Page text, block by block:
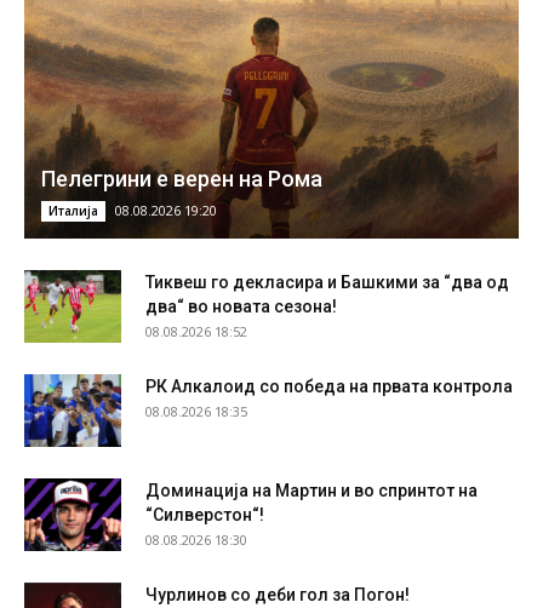
Пелегрини е верен на Рома
Италија 08.08.2026 19:20
Тиквеш го декласира и Башкими за “два од
два“ во новата сезона!
08.08.2026 18:52
РК Алкалоид со победа на првата контрола
08.08.2026 18:35
Доминација на Мартин и во спринтот на
“Силверстон“!
08.08.2026 18:30
Чурлинов со деби гол за Погон!